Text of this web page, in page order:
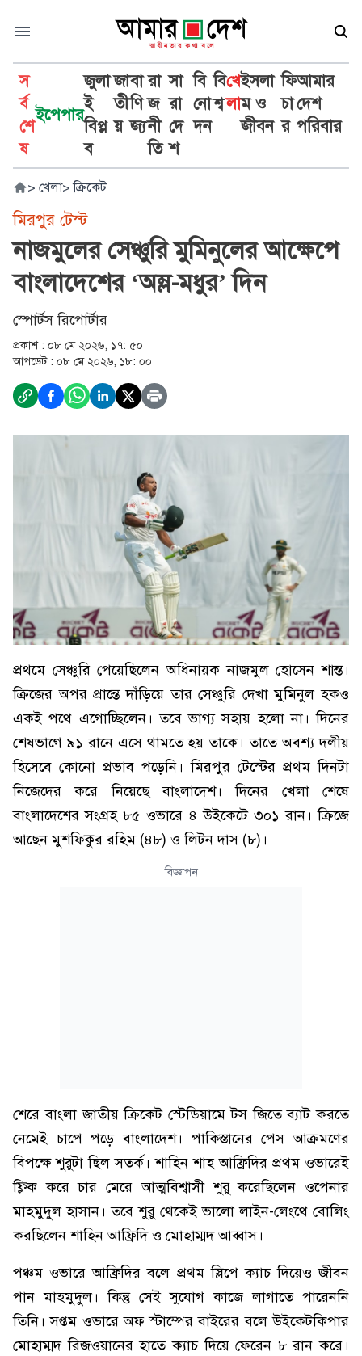
স
র্ব
শে
ষ
ইপেপার
জুলা
ই
বিপ্ল
ব
জা
তী
য়
বা
ণি
জ্য
রা
জ
নী
তি
সা
রা
দে
শ
বি
নো
দন
বি
শ্ব
খে
লা
ইসলা
ম ও
জীবন
ফি
চা
র
আমার
দেশ
পরিবার
> খেলা> ক্রিকেট
মিরপুর টেস্ট
নাজমুলের সেঞ্চুরি মুমিনুলের আক্ষেপে
বাংলাদেশের ‘অম্ল-মধুর’ দিন
স্পোর্টস রিপোর্টার
প্রকাশ : ০৮ মে ২০২৬, ১৭: ৫০
আপডেট : ০৮ মে ২০২৬, ১৮: ০০
প্রথমে সেঞ্চুরি পেয়েছিলেন অধিনায়ক নাজমুল হোসেন শান্ত।
ক্রিজের অপর প্রান্তে দাঁড়িয়ে তার সেঞ্চুরি দেখা মুমিনুল হকও
একই পথে এগোচ্ছিলেন। তবে ভাগ্য সহায় হলো না। দিনের
শেষভাগে ৯১ রানে এসে থামতে হয় তাকে। তাতে অবশ্য দলীয়
হিসেবে কোনো প্রভাব পড়েনি। মিরপুর টেস্টের প্রথম দিনটা
নিজেদের করে নিয়েছে বাংলাদেশ। দিনের খেলা শেষে
বাংলাদেশের সংগ্রহ ৮৫ ওভারে ৪ উইকেটে ৩০১ রান। ক্রিজে
আছেন মুশফিকুর রহিম (৪৮) ও লিটন দাস (৮)।
বিজ্ঞাপন
শেরে বাংলা জাতীয় ক্রিকেট স্টেডিয়ামে টস জিতে ব্যাট করতে
নেমেই চাপে পড়ে বাংলাদেশ। পাকিস্তানের পেস আক্রমণের
বিপক্ষে শুরুটা ছিল সতর্ক। শাহিন শাহ আফ্রিদির প্রথম ওভারেই
ফ্লিক করে চার মেরে আত্মবিশ্বাসী শুরু করেছিলেন ওপেনার
মাহমুদুল হাসান। তবে শুরু থেকেই ভালো লাইন-লেংথে বোলিং
করছিলেন শাহিন আফ্রিদি ও মোহাম্মদ আব্বাস।
পঞ্চম ওভারে আফ্রিদির বলে প্রথম স্লিপে ক্যাচ দিয়েও জীবন
পান মাহমুদুল। কিন্তু সেই সুযোগ কাজে লাগাতে পারেননি
তিনি। সপ্তম ওভারে অফ স্টাম্পের বাইরের বলে উইকেটকিপার
মোহাম্মদ রিজওয়ানের হাতে ক্যাচ দিয়ে ফেরেন ৮ রান করে।